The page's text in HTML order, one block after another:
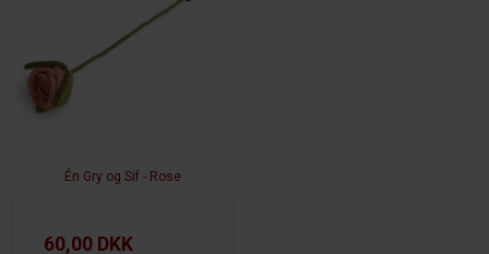
Én Gry og Sif - Rose
60,00 DKK